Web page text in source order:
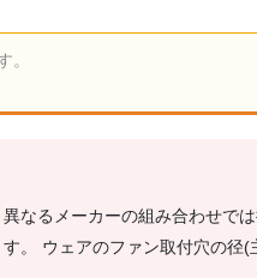
。
なるメーカーの組み合わせで
。 ウェアのファン取付穴の径(